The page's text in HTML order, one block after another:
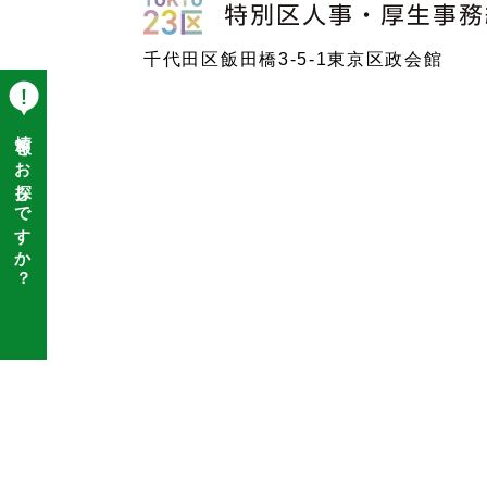
情報をお探しですか？
特別区人事・厚生事務組合
千代田区飯田橋3-5-1東京区政会館